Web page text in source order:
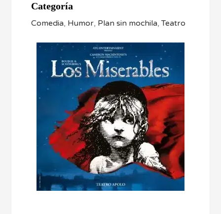
Categoría
Comedia, Humor, Plan sin mochila,Teatro